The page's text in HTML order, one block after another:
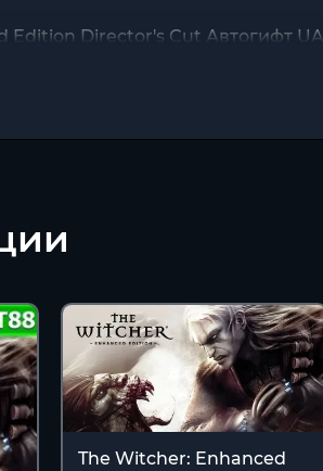
Edition Director's Cut Автогифт UA
The Witcher: Enhanced